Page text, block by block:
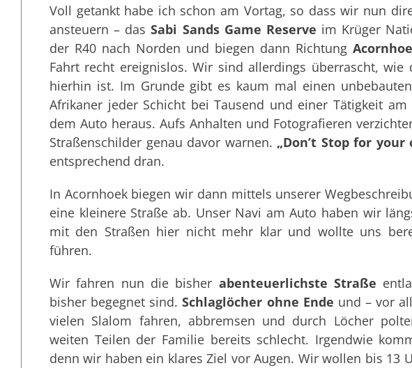
Voll getankt habe ich schon am Vortag, so dass wir nun
ansteuern – dasSabi Sands Game Reserve im Krüger
der R40 nach Norden und biegen dann Richtung
Fahrt recht ereignislos. Wir sind allerdings überrascht,
hierhin ist. Im Grunde gibt es kaum mal einen
Afrikaner jeder Schicht bei Tausend und einer Tätigkeit
dem Auto heraus. Aufs Anhalten und Fotografieren
Straßenschilder genau davor warnen. „Don’t Stop for your
entsprechend dran.
In Acornhoek biegen wir dann mittels unserer
eine kleinere Straße ab. Unser Navi am Auto haben wir
mit den Straßen hier nicht mehr klar und wollte uns
führen.
Wir fahren nun die bisher abenteuerlichste Straße
bisher begegnet sind.Schlaglöcher ohne Ende und – vor
vielen Slalom fahren, abbremsen und durch Löcher
weiten Teilen der Familie bereits schlecht. Irgendwie
denn wir haben ein klares Ziel vor Augen. Wir wollen bis 13